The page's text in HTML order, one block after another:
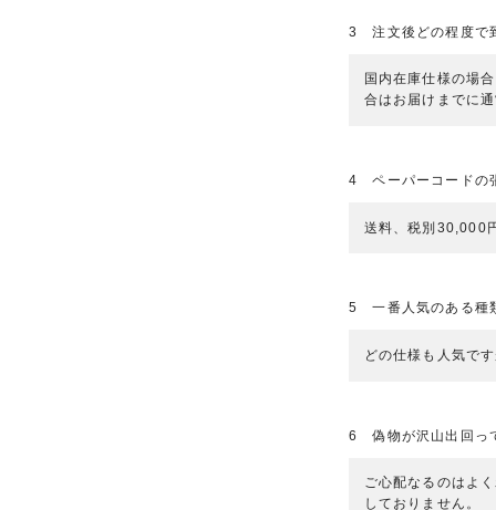
3 注文後どの程度で
国内在庫仕様の場
合はお届けまでに
4 ペーパーコードの
送料、税別30,000
5 一番人気のある種
どの仕様も人気で
6 偽物が沢山出回っ
ご心配なるのはよ
しておりません。